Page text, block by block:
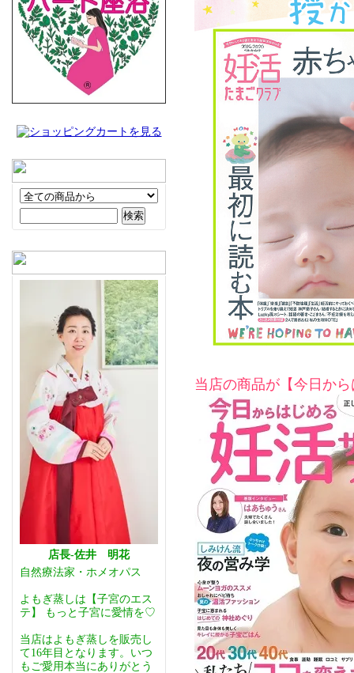
店長-佐井 明花
自然療法家・ホメオパス
よもぎ蒸しは【子宮のエス
テ】 もっと子宮に愛情を♡
当店はよもぎ蒸しを販売し
て16年目となります。いつ
もご愛用本当にありがとう
当店の商品が【今日か